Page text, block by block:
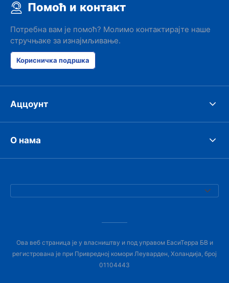
Помоћ и контакт
Потребна вам је помоћ? Молимо контактирајте наше
стручњаке за изнајмљивање.
Корисничка подршка
Аццоунт
О нама
Ова веб страница је у власништву и под управом ЕасиТерра БВ и
регистрована је при Привредној комори Леуварден, Холандија, број
01104443